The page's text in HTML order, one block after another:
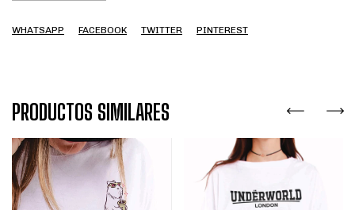
WHATSAPP FACEBOOK TWITTER PINTEREST
PRODUCTOS SIMILARES